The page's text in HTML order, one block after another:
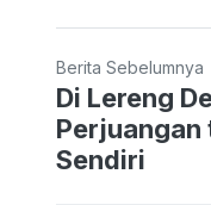
Berita Sebelumnya
Di Lereng
Perjuangan
Sendiri